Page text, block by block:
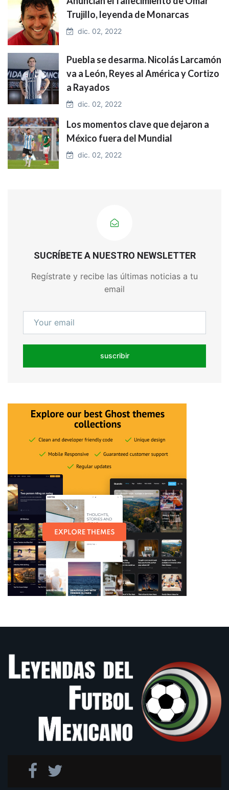
Trujillo, leyenda de Monarcas
dic. 02, 2022
Puebla se desarma. Nicolás Larcamón
va a León, Reyes al América y Cortizo
a Rayados
dic. 02, 2022
Los momentos clave que dejaron a
México fuera del Mundial
dic. 02, 2022
SUCRÍBETE A NUESTRO NEWSLETTER
Regístrate y recibe las últimas noticias a tu
email
suscribir